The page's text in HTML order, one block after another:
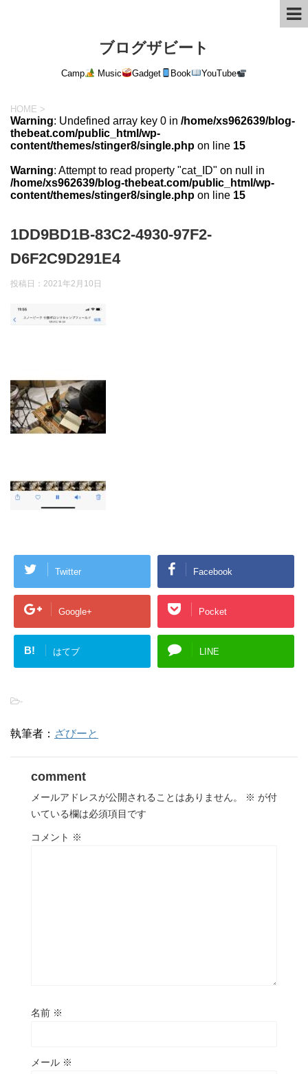
ブログザビート
Camp Music Gadget Book YouTube
HOME >
Warning: Undefined array key 0 in /home/xs962639/blog-
thebeat.com/public_html/wp-
content/themes/stinger8/single.php on line 15
Warning: Attempt to read property "cat_ID" on null in
/home/xs962639/blog-thebeat.com/public_html/wp-
content/themes/stinger8/single.php on line 15
1DD9BD1B-83C2-4930-97F2-
D6F2C9D291E4
投稿日： 2021年2月10日
Twitter Facebook
Google+ Pocket
B! はてブ LINE
-
執筆者： ざびーと
comment
メールアドレスが公開されることはありません。 ※ が付
いている欄は必須項目です
コメント ※
名前 ※
メール ※